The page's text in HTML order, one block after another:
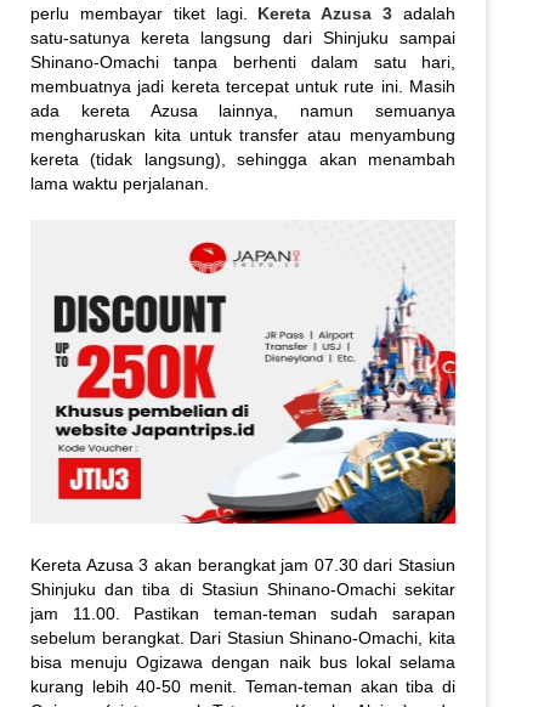
perlu membayar tiket lagi. Kereta Azusa 3 adalah
satu-satunya kereta langsung dari Shinjuku sampai
Shinano-Omachi tanpa berhenti dalam satu hari,
membuatnya jadi kereta tercepat untuk rute ini. Masih
ada kereta Azusa lainnya, namun semuanya
mengharuskan kita untuk transfer atau menyambung
kereta (tidak langsung), sehingga akan menambah
lama waktu perjalanan.
Kereta Azusa 3 akan berangkat jam 07.30 dari Stasiun
Shinjuku dan tiba di Stasiun Shinano-Omachi sekitar
jam 11.00. Pastikan teman-teman sudah sarapan
sebelum berangkat. Dari Stasiun Shinano-Omachi, kita
bisa menuju Ogizawa dengan naik bus lokal selama
kurang lebih 40-50 menit. Teman-teman akan tiba di